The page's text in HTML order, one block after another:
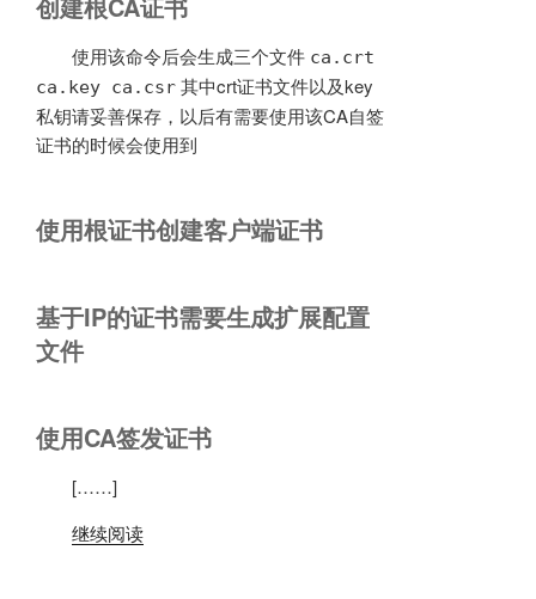
使用该命令后会生成三个文件 ca.crt
ca.key ca.csr 其中crt证书文件以及key
私钥请妥善保存，以后有需要使用该CA自签
证书的时候会使用到
使用根证书创建客户端证书
基于IP的证书需要生成扩展配置
文件
使用CA签发证书
[……]
继续阅读